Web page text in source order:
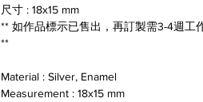
尺寸 : 18x15 mm
** 如作品標示已售出，再訂製需3-4週工
**
Material : Silver, Enamel
Measurement : 18x15 mm